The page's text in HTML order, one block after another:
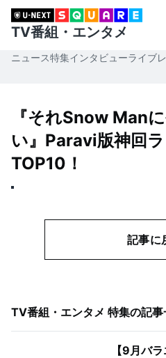
TV番組・エンタメ
ニュース特集インタビューライブ
『それSnow Man
い』Paravi版神回
TOP10！
記事に
TV番組・エンタメ 特集の記事
【9月バ